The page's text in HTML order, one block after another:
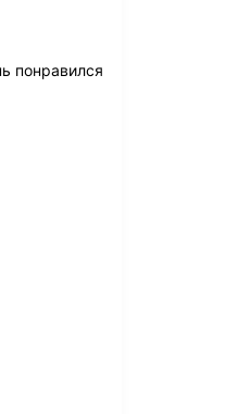
понравился